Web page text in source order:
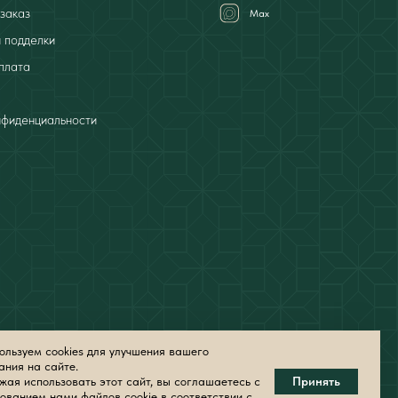
Мах
cookies для улучшения вашего
на сайте.
использовать этот сайт, вы соглашаетесь с
Принять